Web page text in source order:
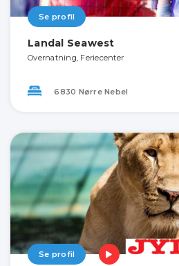
Se profil
Landal Seawest
Overnatning, Feriecenter
6830 Nørre Nebel
Se profil